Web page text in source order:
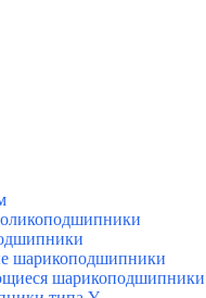
шарикоподшипники
шарикоподшипники